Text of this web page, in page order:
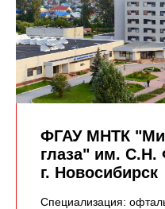
ФГАУ МНТК
глаза" им. С.Н.
г. Новосибирск
Специализация: